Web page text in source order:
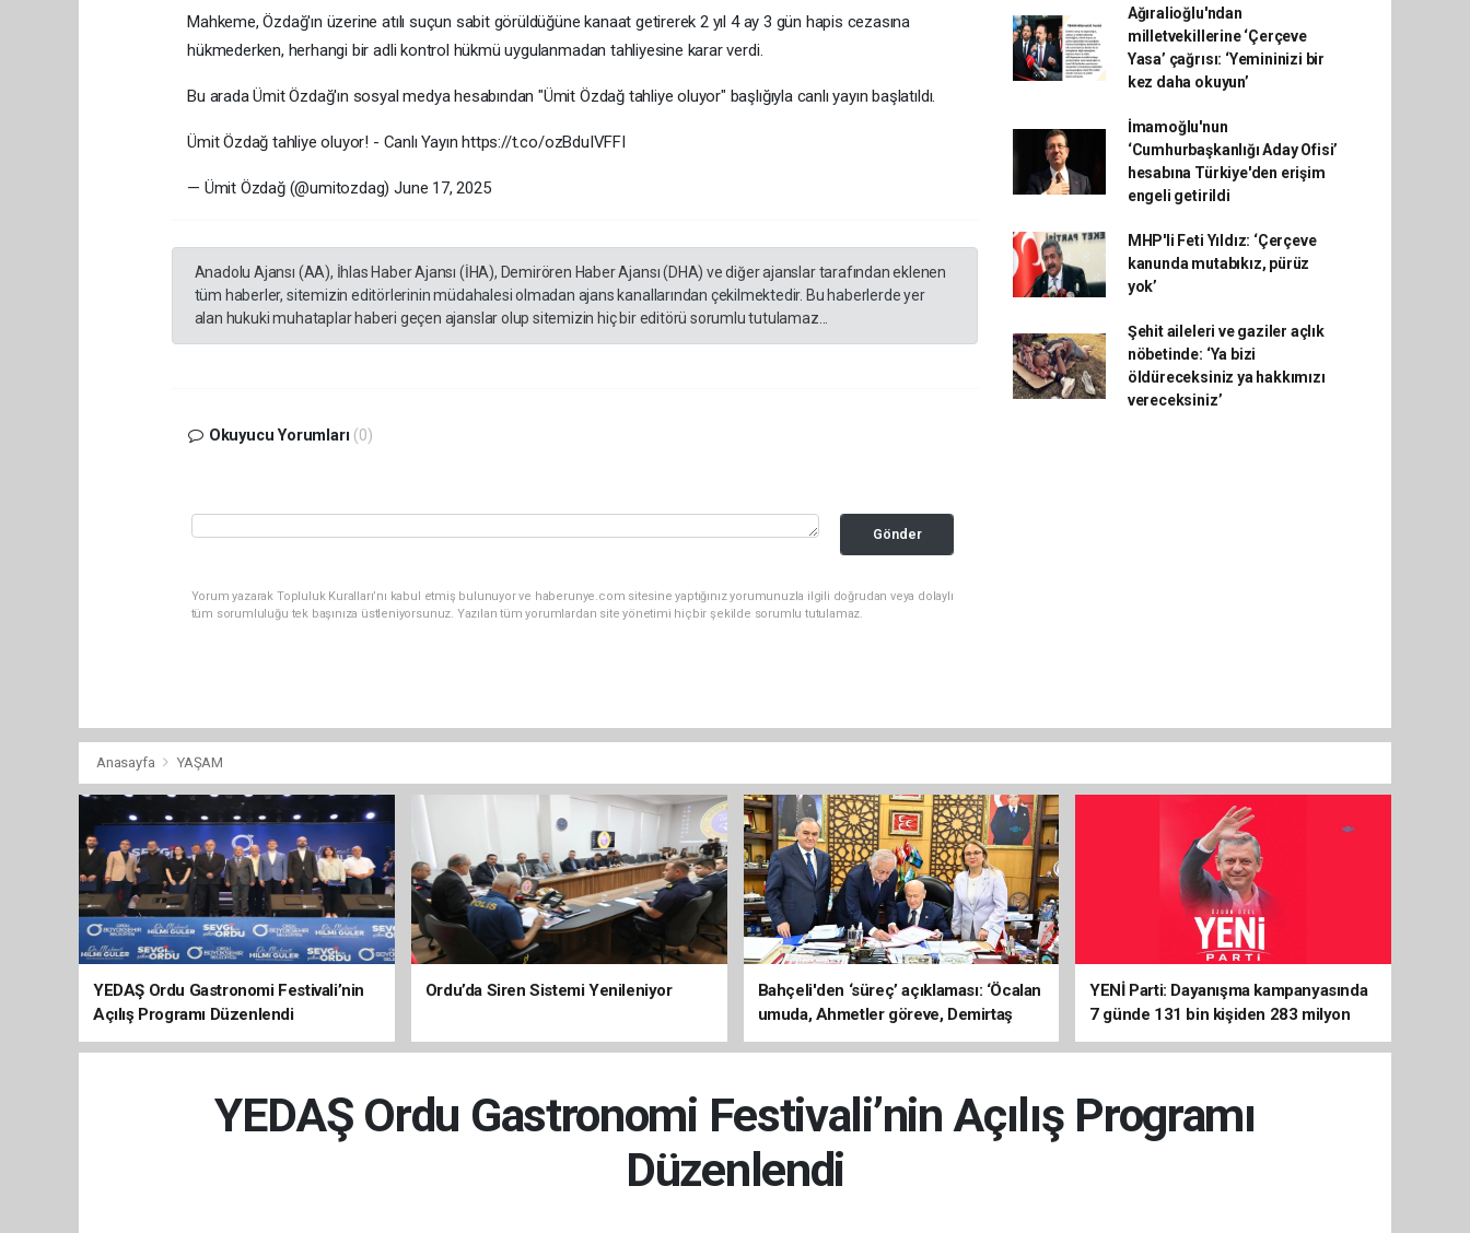
Mahkeme, Özdağ'ın üzerine atılı suçun sabit görüldüğüne kanaat getirerek 2 yıl 4 ay 3 gün hapis cezasına
hükmederken, herhangi bir adli kontrol hükmü uygulanmadan tahliyesine karar verdi.
Bu arada Ümit Özdağ'ın sosyal medya hesabından "Ümit Özdağ tahliye oluyor" başlığıyla canlı yayın başlatıldı.
Ümit Özdağ tahliye oluyor! - Canlı Yayın https://t.co/ozBduIVFFI
— Ümit Özdağ (@umitozdag) June 17, 2025
Anadolu Ajansı (AA), İhlas Haber Ajansı (İHA), Demirören Haber Ajansı (DHA) ve diğer ajanslar tarafından eklenen
tüm haberler, sitemizin editörlerinin müdahalesi olmadan ajans kanallarından çekilmektedir. Bu haberlerde yer
alan hukuki muhataplar haberi geçen ajanslar olup sitemizin hiç bir editörü sorumlu tutulamaz...
Okuyucu Yorumları (0)
Gönder
Yorum yazarak Topluluk Kuralları’nı kabul etmiş bulunuyor ve haberunye.com sitesine yaptığınız yorumunuzla ilgili doğrudan veya dolaylı
tüm sorumluluğu tek başınıza üstleniyorsunuz. Yazılan tüm yorumlardan site yönetimi hiçbir şekilde sorumlu tutulamaz.
Ağıralioğlu'ndan
milletvekillerine ‘Çerçeve
Yasa’ çağrısı: ‘Yemininizi bir
kez daha okuyun’
İmamoğlu'nun
‘Cumhurbaşkanlığı Aday Ofisi’
hesabına Türkiye'den erişim
engeli getirildi
MHP'li Feti Yıldız: ‘Çerçeve
kanunda mutabıkız, pürüz
yok’
Şehit aileleri ve gaziler açlık
nöbetinde: ‘Ya bizi
öldüreceksiniz ya hakkımızı
vereceksiniz’
Anasayfa YAŞAM
YEDAŞ Ordu Gastronomi Festivali’nin
Açılış Programı Düzenlendi
Ordu’da Siren Sistemi Yenileniyor
Bahçeli'den ‘süreç’ açıklaması: ‘Öcalan
umuda, Ahmetler göreve, Demirtaş
evine dönmeli’
YENİ Parti: Dayanışma kampanyasında
7 günde 131 bin kişiden 283 milyon
liralık destek
YEDAŞ Ordu Gastronomi Festivali’nin Açılış Programı
Düzenlendi